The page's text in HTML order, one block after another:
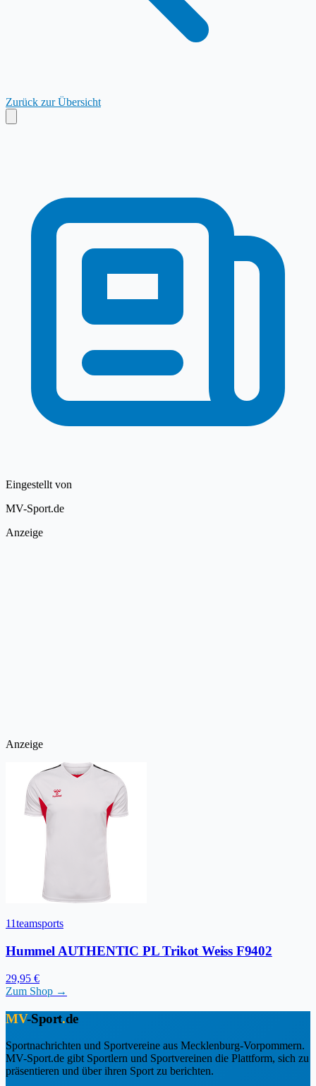
Zurück zur Übersicht
Eingestellt von
MV-Sport.de
Anzeige
Anzeige
11teamsports
Hummel AUTHENTIC PL Trikot Weiss F9402
29,95 €
Zum Shop →
MV-Sport.de
Sportnachrichten und Sportvereine aus Mecklenburg-Vorpommern.
MV-Sport.de gibt Sportlern und Sportvereinen die Plattform, sich zu
präsentieren und über ihren Sport zu berichten.